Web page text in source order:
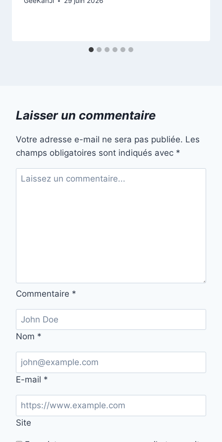
Laisser un commentaire
Votre adresse e-mail ne sera pas publiée. Les
champs obligatoires sont indiqués avec *
Commentaire *
Nom *
E-mail *
Site